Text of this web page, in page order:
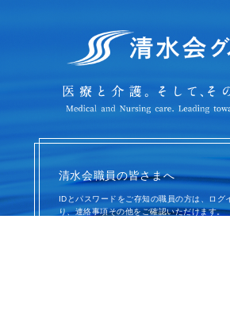
清水会職員の皆さまへ
IDとパスワードをご存知の職員の方は、ログ
り、連絡事項その他をご確認いただけます。